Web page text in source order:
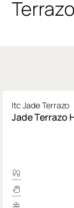
Terrazo
Itc Jade Terrazo
Jade Terrazo